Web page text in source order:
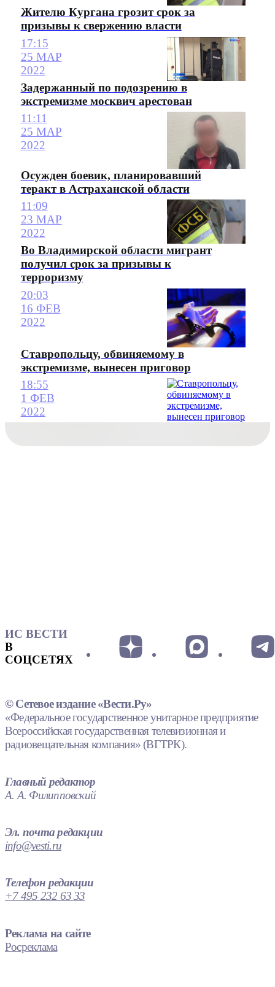
Жителю Кургана грозит срок за
призывы к свержению власти
17:15
25 МАР
2022
Задержанный по подозрению в
экстремизме москвич арестован
11:11
25 МАР
2022
Осужден боевик, планировавший
теракт в Астраханской области
11:09
23 МАР
2022
Во Владимирской области мигрант
получил срок за призывы к
терроризму
20:03
16 ФЕВ
2022
Ставропольцу, обвиняемому в
экстремизме, вынесен приговор
18:55
1 ФЕВ
2022
ИС ВЕСТИ
В
СОЦСЕТЯХ
© Сетевое издание «Вести.Ру»
«Федеральное государственное унитарное предприятие
Всероссийская государственная телевизионная и
радиовещательная компания» (ВГТРК).
Главный редактор
А. А. Филипповский
Эл. почта редакции
info@vesti.ru
Телефон редакции
+7 495 232 63 33
Реклама на сайте
Росреклама